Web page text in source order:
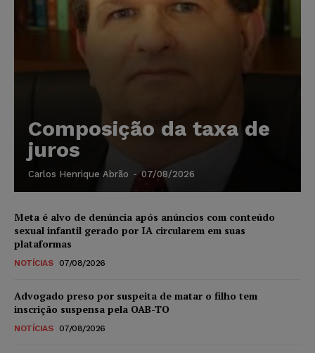
Composição da taxa de
juros
Carlos Henrique Abrão - 07/08/2026
Meta é alvo de denúncia após anúncios com conteúdo
sexual infantil gerado por IA circularem em suas
plataformas
NOTÍCIAS 07/08/2026
Advogado preso por suspeita de matar o filho tem
inscrição suspensa pela OAB-TO
NOTÍCIAS 07/08/2026